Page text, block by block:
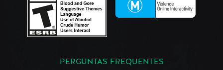
PERGUNTAS FREQUENTES